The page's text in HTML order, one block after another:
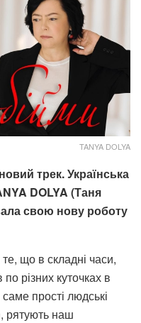
TANYA DOLYA
трек.Українська
DOLYA (Таня
свою нову роботу
що в складні часи,
по різних куточках в
прості людські
рятують наш